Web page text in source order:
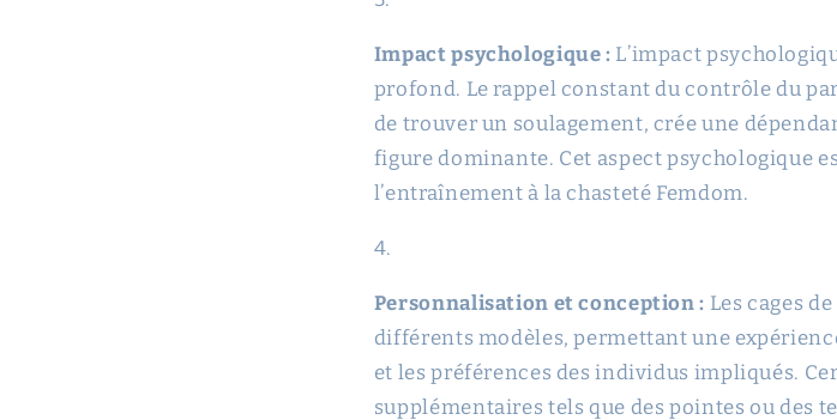
Impact psychologique : L’impact
profond. Le rappel constant du contrôle du
de trouver un soulagement, crée une
figure dominante. Cet aspect psychologique
l’entraînement à la chasteté Femdom.
Personnalisation et conception : Les cages
différents modèles, permettant une
et les préférences des individus impliqués.
supplémentaires tels que des pointes ou des